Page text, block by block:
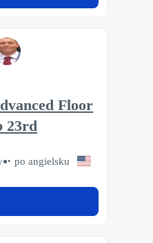
Floor
23rd
po angielsku